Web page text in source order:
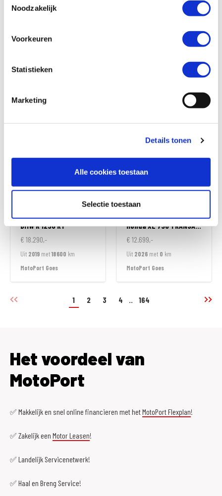
Noodzakelijk
Voorkeuren
Statistieken
Marketing
Details tonen
Alle cookies toestaan
Selectie toestaan
MotoPort Goes
STREET SCRAMBLER 900
MotoPort Leek
BMWR 1250 RT
€ 18.290,-
Uit 2019 met18600 km
MotoPort Goes
HondaXL 750 TRANSALP
€ 12.699,-
Uit 2026 met 0 km
MotoPort Goes
1 2 3 4 .. 164
Het voordeel van
MotoPort
✅ Makkelijk en snel online financieren met hetMotoPort Flexplan!
✅ Zakelijk een Motor Leasen!
✅ Landelijk Servicenetwerk!
✅ Haal en Breng Service!